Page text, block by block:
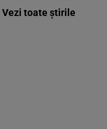
Vezi toate știrile